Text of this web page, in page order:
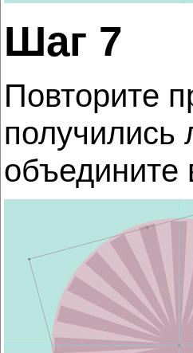
Шаг 7
Повторите
получились
объедините